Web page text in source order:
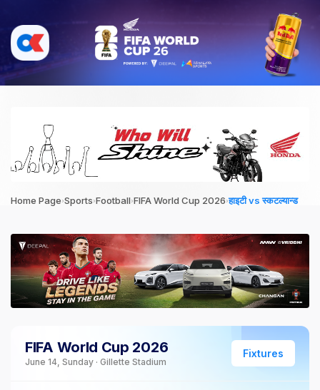
Home Page›Sports›Football›FIFA World Cup 2026›हाइटी vs स्कटल्यान्ड
FIFA World Cup 2026
June 14, Sunday · Gillette Stadium
Fixtures